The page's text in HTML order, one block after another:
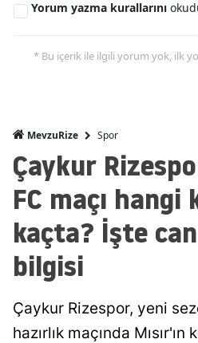
Yorum yazma kurallarını
* Bu içerik ile ilgili yorum yok, ilk
MevzuRize Spor
Çaykur
FC maçı
kaçta? İşte
bilgisi
Çaykur Rizespor, yeni
hazırlık maçında